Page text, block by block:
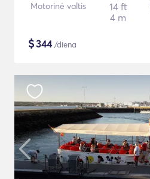
Motorinė valtis
14 ft
4 m
$344/diena